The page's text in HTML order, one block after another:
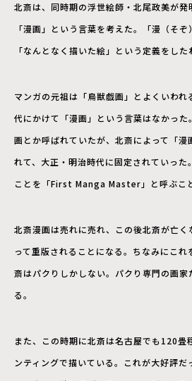
北斎は、同時期の浮世絵師・北尾政美が
「漫画」という言葉を考えた。「漫（そ
「なんとなく描いた絵」という定義をした
マンガの元祖は「鳥獣戯画」とよくいわ
代にかけて「漫画」という言葉はなかっ
画とか呼ばれていたが、北斎によって「漫
れて、大正・明治時代に固定されていった
ことを「First Manga Master」と呼ぶこ
北斎漫画は売れに売れ、この後北斎が亡
って重版されることになる。ちなみにこれ
斎はパクりしかしない。パクり専門の画
る。
また、この時期に北斎は名古屋でも120畳
ンティングで描いている。これが大好評だ